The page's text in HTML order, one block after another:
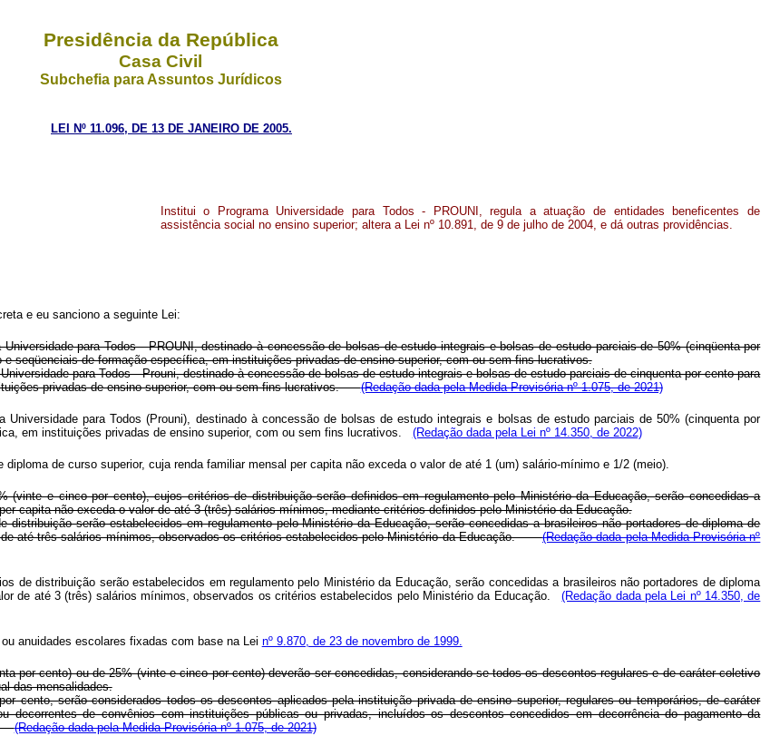
Presidência da República
Casa Civil
Subchefia para Assuntos Jurídicos
LEI Nº 11.096, DE 13 DE JANEIRO DE 2005.
Institui o Programa Universidade para Todos - PROUNI, regula a atuação de entidades beneficentes de
assistência social no ensino superior; altera a Lei nº 10.891, de 9 de julho de 2004, e dá outras providências.
e eu sanciono a seguinte Lei:
para Todos - PROUNI, destinado à concessão de bolsas de estudo integrais e bolsas de estudo parciais de 50% (cinqüenta por
seqüenciais de formação específica, em instituições privadas de ensino superior, com ou sem fins lucrativos.
para Todos - Prouni, destinado à concessão de bolsas de estudo integrais e bolsas de estudo parciais de cinquenta por cento para
privadas de ensino superior, com ou sem fins lucrativos.(Redação dada pela Medida Provisória nº 1.075, de 2021)
para Todos (Prouni), destinado à concessão de bolsas de estudo integrais e bolsas de estudo parciais de 50% (cinquenta por
em instituições privadas de ensino superior, com ou sem fins lucrativos. (Redação dada pela Lei nº 14.350, de 2022)
de curso superior, cuja renda familiar mensal per capita não exceda o valor de até 1 (um) salário-mínimo e 1/2 (meio).
e cinco por cento), cujos critérios de distribuição serão definidos em regulamento pelo Ministério da Educação, serão concedidas a
capita não exceda o valor de até 3 (três) salários-mínimos, mediante critérios definidos pelo Ministério da Educação.
serão estabelecidos em regulamento pelo Ministério da Educação, serão concedidas a brasileiros não portadores de diploma de
até três salários mínimos, observados os critérios estabelecidos pelo Ministério da Educação.(Redação dada pela Medida Provisória nº
de distribuição serão estabelecidos em regulamento pelo Ministério da Educação, serão concedidas a brasileiros não portadores de diploma
de até 3 (três) salários mínimos, observados os critérios estabelecidos pelo Ministério da Educação.
(Redação dada pela Lei nº 14.350, de
anuidades escolares fixadas com base na Lei nº 9.870, de 23 de novembro de 1999.
por cento) ou de 25% (vinte e cinco por cento) deverão ser concedidas, considerando-se todos os descontos regulares e de caráter coletivo
das mensalidades.
cento, serão considerados todos os descontos aplicados pela instituição privada de ensino superior, regulares ou temporários, de caráter
decorrentes de convênios com instituições públicas ou privadas, incluídos os descontos concedidos em decorrência do pagamento da
(Redação dada pela Medida Provisória nº 1.075, de 2021)